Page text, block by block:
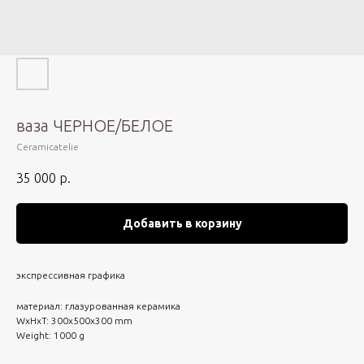
ваза ЧЕРНОЕ/БЕЛОЕ
Сeramicatelie
35 000 р.
Добавить в корзину
экспрессивная графика
материал: глазурованная керамика
WxHxT: 300x500x300 mm
Weight: 1000 g